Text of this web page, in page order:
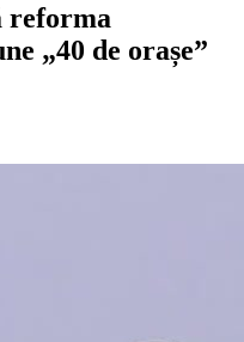
reforma
„40 de orașe”